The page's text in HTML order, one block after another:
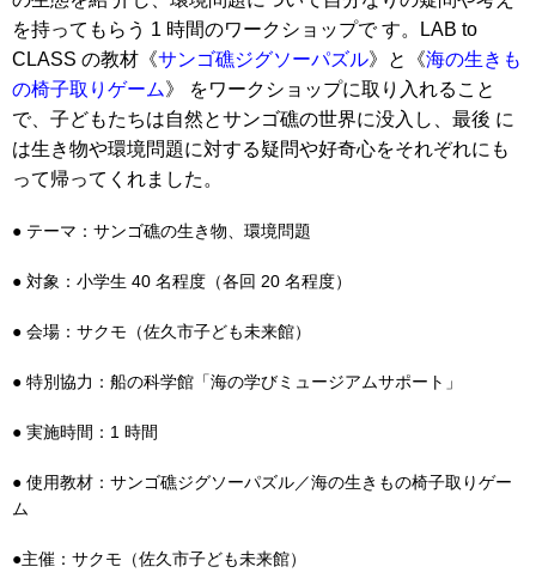
を持ってもらう 1 時間のワークショップで す。LAB to
CLASS の教材《サンゴ礁ジグソーパズル》と《海の⽣きも
の椅⼦取りゲーム》 をワークショップに取り⼊れること
で、⼦どもたちは⾃然とサンゴ礁の世界に没⼊し、最後 に
は⽣き物や環境問題に対する疑問や好奇⼼をそれぞれにも
って帰ってくれました。
● テーマ：サンゴ礁の⽣き物、環境問題
● 対象：⼩学⽣ 40 名程度（各回 20 名程度）
● 会場：サクモ（佐久市⼦ども未来館）
● 特別協⼒：船の科学館「海の学びミュージアムサポート」
● 実施時間：1 時間
● 使⽤教材：サンゴ礁ジグソーパズル／海の⽣きもの椅⼦取りゲー
ム
●主催：サクモ（佐久市⼦ども未来館）